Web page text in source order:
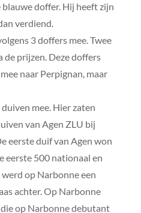
doffer. Hij heeft zijn
verdiend.
3 doffers mee. Twee
de prijzen. Deze doffers
naar Perpignan, maar
mee. Hier zaten
van Agen ZLU bij
eerste duif van Agen won
eerste 500 nationaal en
werd op Narbonne een
achter. Op Narbonne
op Narbonne debutant